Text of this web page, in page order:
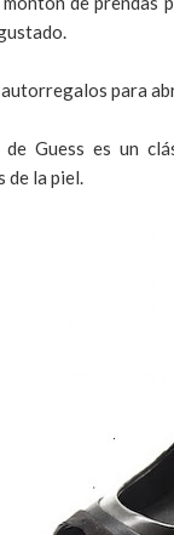
autorregalos para
deGuess es un
de la piel.